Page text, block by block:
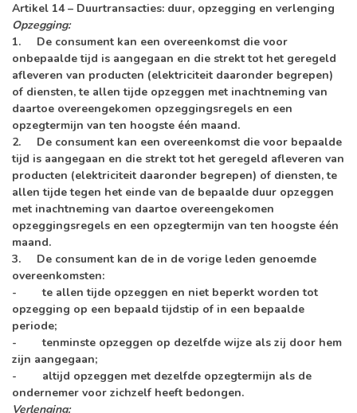
Artikel 14 – Duurtransacties: duur, opzegging en verlenging
Opzegging:
1. De consument kan een overeenkomst die voor
onbepaalde tijd is aangegaan en die strekt tot het geregeld
afleveren van producten (elektriciteit daaronder begrepen)
of diensten, te allen tijde opzeggen met inachtneming van
daartoe overeengekomen opzeggingsregels en een
opzegtermijn van ten hoogste één maand.
2. De consument kan een overeenkomst die voor bepaalde
tijd is aangegaan en die strekt tot het geregeld afleveren van
producten (elektriciteit daaronder begrepen) of diensten, te
allen tijde tegen het einde van de bepaalde duur opzeggen
met inachtneming van daartoe overeengekomen
opzeggingsregels en een opzegtermijn van ten hoogste één
maand.
3. De consument kan de in de vorige leden genoemde
overeenkomsten:
- te allen tijde opzeggen en niet beperkt worden tot
opzegging op een bepaald tijdstip of in een bepaalde
periode;
- tenminste opzeggen op dezelfde wijze als zij door hem
zijn aangegaan;
- altijd opzeggen met dezelfde opzegtermijn als de
ondernemer voor zichzelf heeft bedongen.
Verlenging: